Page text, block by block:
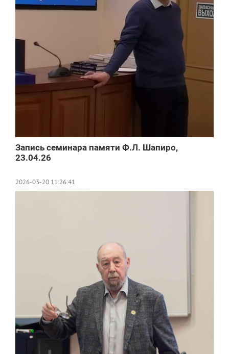
Запись семинара памяти Ф.Л. Шапиро,
23.04.26
2026-03-20 11:26:41